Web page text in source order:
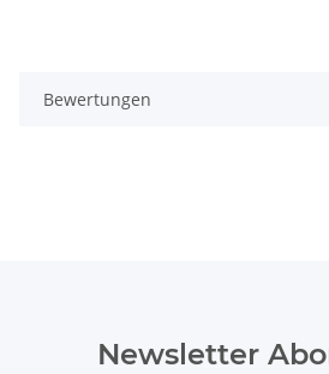
Bewertungen
Newsletter